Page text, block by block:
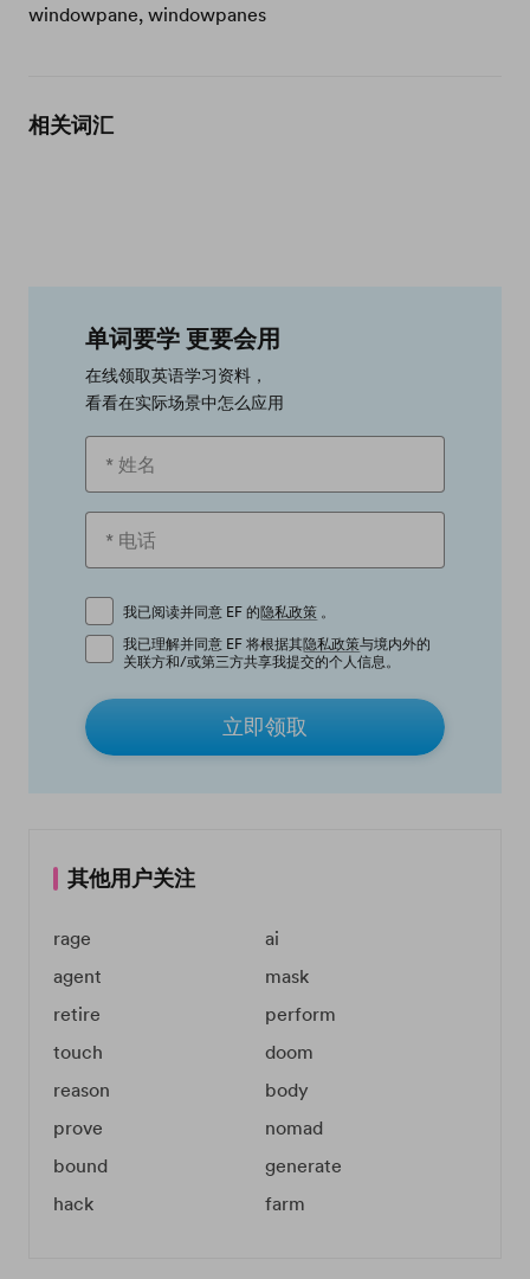
windowpane, windowpanes
相关词汇
单词要学 更要会用
在线领取英语学习资料，
看看在实际场景中怎么应用
我已阅读并同意 EF 的隐私政策 。
我已理解并同意 EF 将根据其隐私政策与境内外的
关联方和/或第三方共享我提交的个人信息。
立即领取
其他用户关注
rage
ai
agent
mask
retire
perform
touch
doom
reason
body
prove
nomad
bound
generate
hack
farm